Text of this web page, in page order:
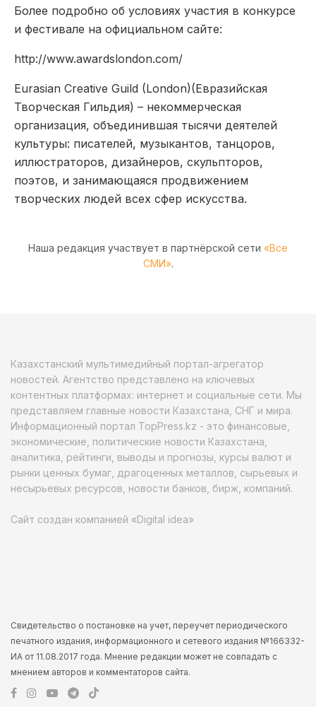
Более подробно об условиях участия в конкурсе
и фестивале на официальном сайте:
http://www.awardslondon.com/
Eurasian Creative Guild (London)(Евразийская
Творческая Гильдия) – некоммерческая
организация, объединившая тысячи деятелей
культуры: писателей, музыкантов, танцоров,
иллюстраторов, дизайнеров, скульпторов,
поэтов, и занимающаяся продвижением
творческих людей всех сфер искусства.
Наша редакция участвует в партнёрской сети «Все
СМИ».
Казахстанский мультимедийный портал-агрегатор
новостей. Агентство представлено на ключевых
контентных платформах: интернет и социальные сети. Мы
представляем главные новости Казахстана, СНГ и мира.
Информационный портал TopPress.kz - это финансовые,
экономические, политические новости Казахстана,
аналитика, рейтинги, выводы и прогнозы, курсы валют и
рынки ценных бумаг, драгоценных металлов, сырьевых и
несырьевых ресурсов, новости банков, бирж, компаний.
Сайт создан компанией «Digital idea»
Свидетельство о постановке на учет, переучет периодического
печатного издания, информационного и сетевого издания №166332-
ИА от 11.08.2017 года. Мнение редакции может не совпадать с
мнением авторов и комментаторов сайта.